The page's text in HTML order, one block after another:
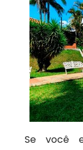
Se você